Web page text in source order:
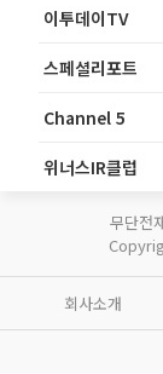
이투데이TV
스페셜리포트
Channel 5
위너스IR클럽
무단전
회사소개